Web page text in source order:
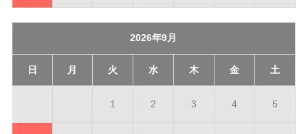
2026年9月
日 月 火 水 木 金 土
1 2 3 4 5